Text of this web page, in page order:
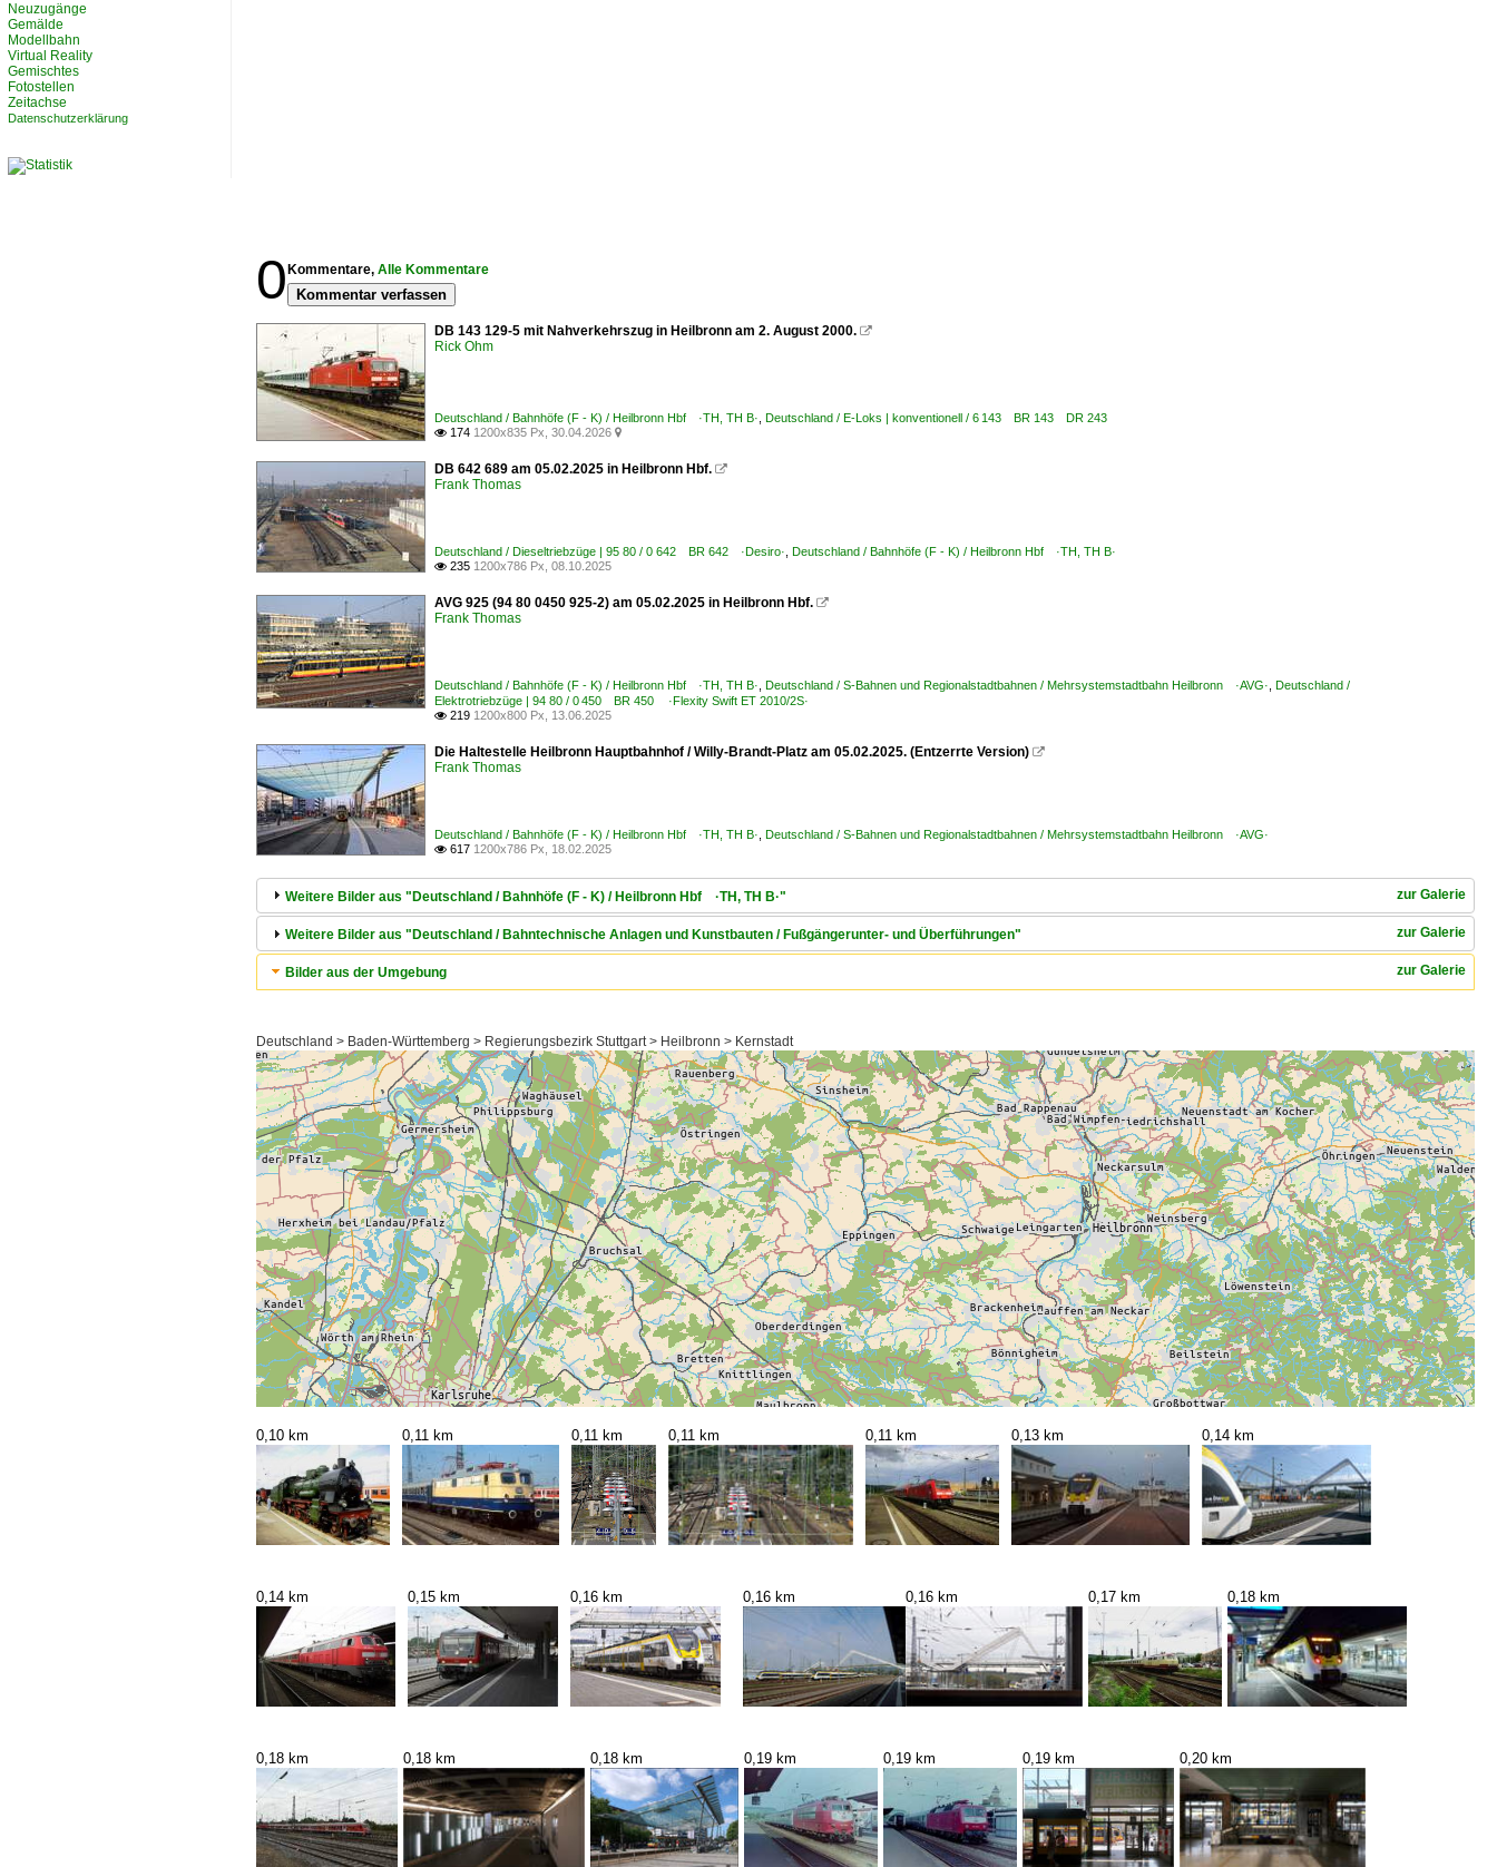
0 Kommentare, Alle Kommentare
Kommentar verfassen
DB 143 129-5 mit Nahverkehrszug in Heilbronn am 2. August 2000. 
Rick Ohm
Deutschland / Bahnhöfe (F - K) / Heilbronn Hbf ·TH, TH B· Deutschland / E-Loks | konventionell / 6 143 BR 143 DR 243
 174 1200x835 Px, 30.04.2026 
DB 642 689 am 05.02.2025 in Heilbronn Hbf. 
Frank Thomas
Deutschland / Dieseltriebzüge | 95 80 / 0 642 BR 642 ·Desiro· Deutschland / Bahnhöfe (F - K) / Heilbronn Hbf ·TH, TH B·
 235 1200x786 Px, 08.10.2025
AVG 925 (94 80 0450 925-2) am 05.02.2025 in Heilbronn Hbf. 
Frank Thomas
Deutschland / Bahnhöfe (F - K) / Heilbronn Hbf ·TH, TH B· Deutschland / S-Bahnen und Regionalstadtbahnen / Mehrsystemstadtbahn Heilbronn ·AVG· Deutschland /
Elektrotriebzüge | 94 80 / 0 450 BR 450 ·Flexity Swift ET 2010/2S·
 219 1200x800 Px, 13.06.2025
Die Haltestelle Heilbronn Hauptbahnhof / Willy-Brandt-Platz am 05.02.2025. (Entzerrte Version) 
Frank Thomas
Deutschland / Bahnhöfe (F - K) / Heilbronn Hbf ·TH, TH B· Deutschland / S-Bahnen und Regionalstadtbahnen / Mehrsystemstadtbahn Heilbronn ·AVG·
 617 1200x786 Px, 18.02.2025
zur Galerie
Weitere Bilder aus "Deutschland / Bahnhöfe (F - K) / Heilbronn Hbf ·TH, TH B·"
zur Galerie
Weitere Bilder aus "Deutschland / Bahntechnische Anlagen und Kunstbauten / Fußgängerunter- und Überführungen"
zur Galerie
Bilder aus der Umgebung
Deutschland > Baden-Württemberg > Regierungsbezirk Stuttgart > Heilbronn > Kernstadt
0,10 km 0,11 km 0,11 km 0,11 km 0,11 km 0,13 km 0,14 km
0,14 km 0,15 km 0,16 km 0,16 km 0,16 km 0,17 km 0,18 km
0,18 km 0,18 km 0,18 km 0,19 km 0,19 km 0,19 km 0,20 km
Neuzugänge
Gemälde
Modellbahn
Virtual Reality
Gemischtes
Fotostellen
Zeitachse
Datenschutzerklärung